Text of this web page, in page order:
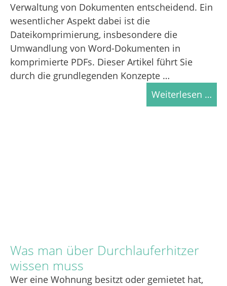
Verwaltung von Dokumenten entscheidend. Ein
wesentlicher Aspekt dabei ist die
Dateikomprimierung, insbesondere die
Umwandlung von Word-Dokumenten in
komprimierte PDFs. Dieser Artikel führt Sie
durch die grundlegenden Konzepte …
Weiterlesen …
Was man über Durchlauferhitzer
wissen muss
Wer eine Wohnung besitzt oder gemietet hat,